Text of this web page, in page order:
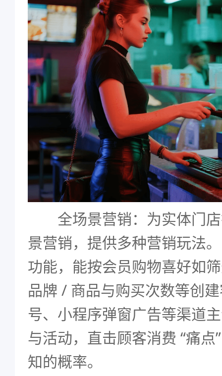
全场景营销：为实体门店
景营销，提供多种营销玩法
功能，能按会员购物喜好如
品牌 / 商品与购买次数等创
号、小程序弹窗广告等渠道
与活动，直击顾客消费 “痛点
知的概率。